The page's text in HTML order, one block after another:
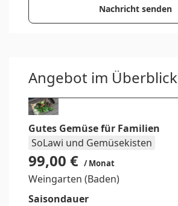
Nachricht senden
Angebot im Überblick
Gutes Gemüse für Familien
SoLawi und Gemüsekisten
99,00 € / Monat
Weingarten (Baden)
Saisondauer